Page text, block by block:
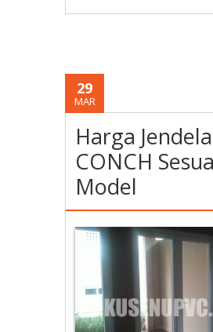
29
MAR
Harga
CONCH
Model